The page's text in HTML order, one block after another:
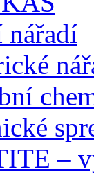
nářadí
–